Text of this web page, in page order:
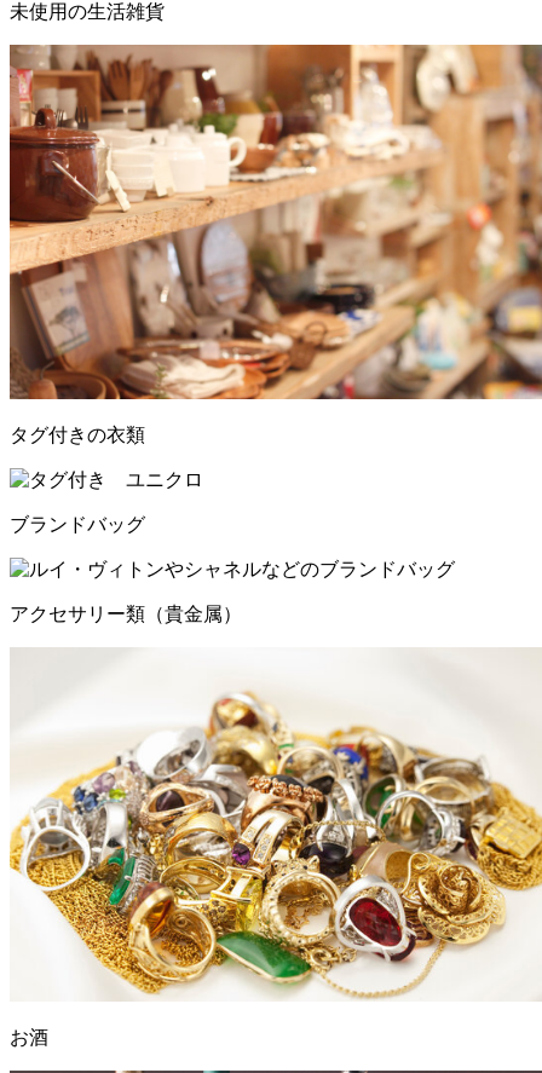
未使用の生活雑貨
タグ付きの衣類
ブランドバッグ
アクセサリー類（貴金属）
お酒